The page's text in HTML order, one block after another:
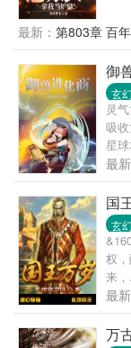
年
修
统
作
凡
天
慢
学
都
破
怎
乘
最新： 第803章 百
御
玄
灵
吸
星
变
脉
来
有
群
最新
国
玄
权
来
最新
万